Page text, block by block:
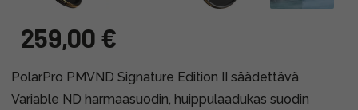
259,00 €
PolarPro PMVND Signature Edition II säädettävä
Variable ND harmaasuodin, huippulaadukas suodin